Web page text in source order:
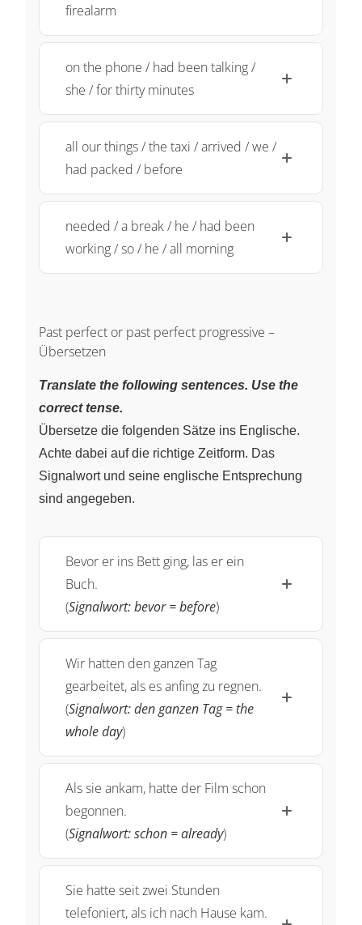
firealarm
on the phone / had been talking /
she / for thirty minutes
all our things / the taxi / arrived / we /
had packed / before
needed / a break / he / had been
working / so / he / all morning
Past perfect or past perfect progressive –
Übersetzen
Translate the following sentences. Use the
correct tense.
Übersetze die folgenden Sätze ins Englische.
Achte dabei auf die richtige Zeitform. Das
Signalwort und seine englische Entsprechung
sind angegeben.
Bevor er ins Bett ging, las er ein
Buch.
(Signalwort: bevor = before)
Wir hatten den ganzen Tag
gearbeitet, als es anfing zu regnen.
(Signalwort: den ganzen Tag = the
whole day)
Als sie ankam, hatte der Film schon
begonnen.
(Signalwort: schon = already)
Sie hatte seit zwei Stunden
telefoniert, als ich nach Hause kam.